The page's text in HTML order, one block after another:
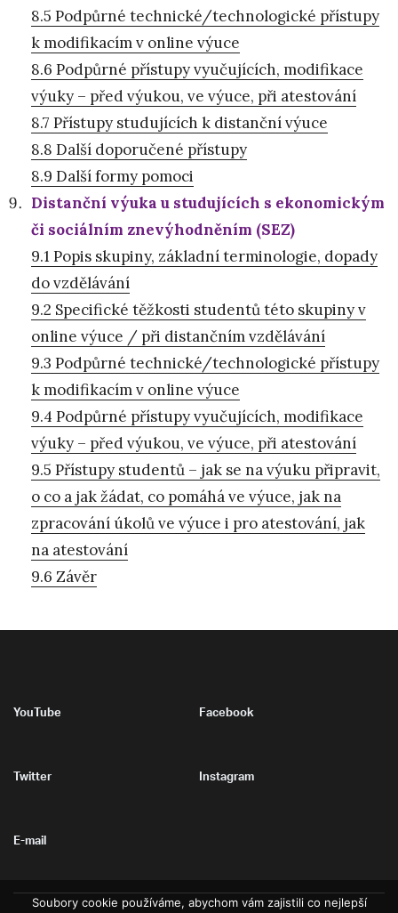
8.5 Podpůrné technické/technologické přístupy
k modifikacím v online výuce
8.6 Podpůrné přístupy vyučujících, modifikace
výuky – před výukou, ve výuce, při atestování
8.7 Přístupy studujících k distanční výuce
8.8 Další doporučené přístupy
8.9 Další formy pomoci
Distanční výuka u studujících s ekonomickým
či sociálním znevýhodněním (SEZ)
9.1 Popis skupiny, základní terminologie, dopady
do vzdělávání
9.2 Specifické těžkosti studentů této skupiny v
online výuce / při distančním vzdělávání
9.3 Podpůrné technické/technologické přístupy
k modifikacím v online výuce
9.4 Podpůrné přístupy vyučujících, modifikace
výuky – před výukou, ve výuce, při atestování
9.5 Přístupy studentů – jak se na výuku připravit,
o co a jak žádat, co pomáhá ve výuce, jak na
zpracování úkolů ve výuce i pro atestování, jak
na atestování
9.6 Závěr
YouTube Facebook
Twitter Instagram
E-mail
Soubory cookie používáme, abychom vám zajistili co nejlepší